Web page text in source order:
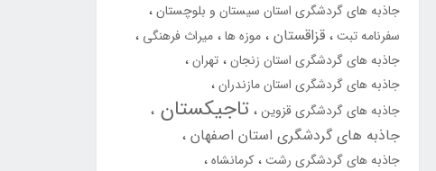
جاذبه های گردشگری استان سیستان و بلوچستان
سفرنامه تبت قزاقستان موزه ها میراث فرهنگی
جاذبه های گردشگری استان زنجان تهران
جاذبه های گردشگری استان مازندران
جاذبه های گردشگری قزوین تاجیکستان
جاذبه های گردشگری استان اصفهان
جاذبه های گردشگری رشت کرمانشاه